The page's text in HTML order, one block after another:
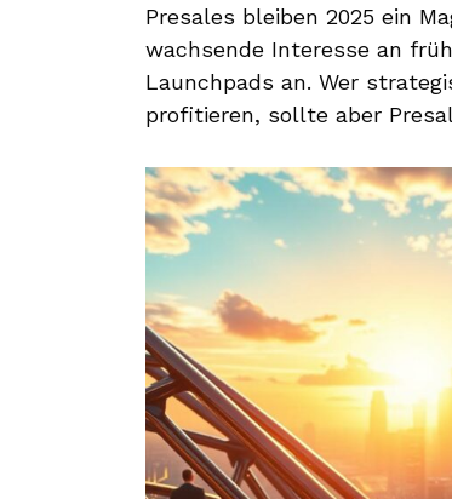
Presales bleiben 2025 ein
wachsende Interesse an
Launchpads an. Wer
profitieren, sollte aber